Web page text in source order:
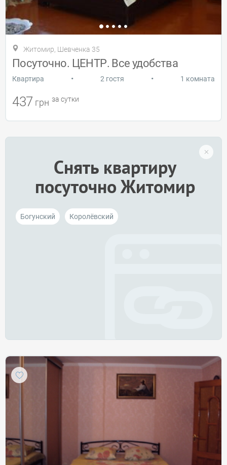
Житомир, Шевченка 35
Посуточно. ЦЕНТР. Все удобства
Квартира • 2 гостя • 1 комната
437 грн за сутки
Снять квартиру
посуточно Житомир
Богунский Королёвский